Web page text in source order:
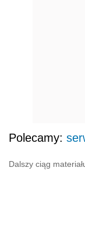
Polecamy:
Dalszy ciąg